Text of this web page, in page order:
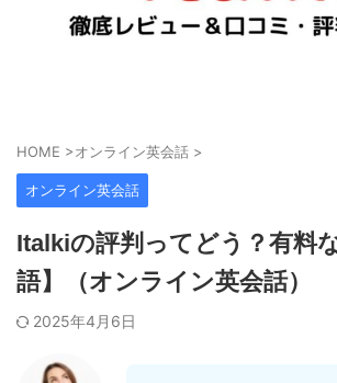
HOME >オンライン英会話 >
オンライン英会話
Italkiの評判ってどう？有料
語】（オンライン英会話）
2025年4月6日